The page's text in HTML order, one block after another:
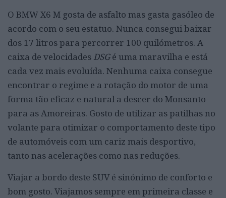
O BMW X6 M gosta de asfalto mas gasta gasóleo de
acordo com o seu estatuo. Nunca consegui baixar
dos 17 litros para percorrer 100 quilómetros. A
caixa de velocidades DSGé uma maravilha e está
cada vez mais evoluída. Nenhuma caixa consegue
encontrar o regime e a rotação do motor de uma
forma tão eficaz e natural a descer do Monsanto
para as Amoreiras. Gosto de utilizar as patilhas no
volante para otimizar o comportamento deste tipo
de automóveis com um cariz mais desportivo,
tanto nas acelerações como nas reduções.
Viajar a bordo deste SUV é sinónimo de conforto e
bom gosto. Viajamos sempre em primeira classe e